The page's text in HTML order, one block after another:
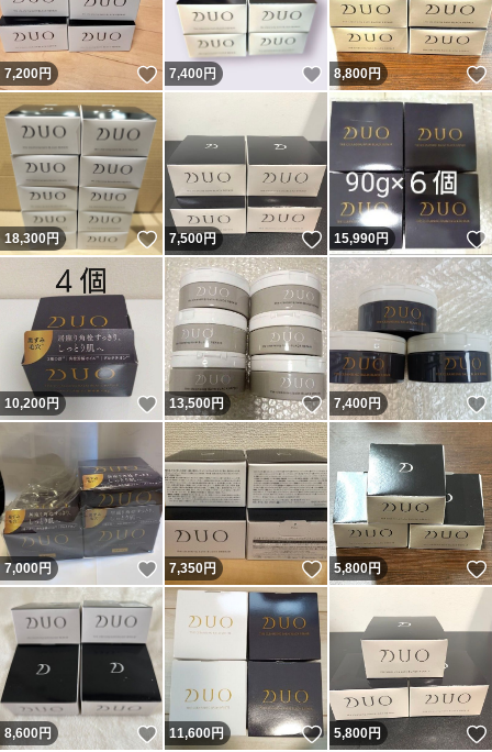
7,200円 いいね！
7,400 円 いいね！
8,800円
18,300円 いいね！
7,500円 いいね！
15,990円
10,200円 いいね！
13,500円 いいね！
7,400円
7,000円 いいね！
7,350円 いいね！
5,800円
8,600円 いいね！
11,600円 いいね！
5,800円